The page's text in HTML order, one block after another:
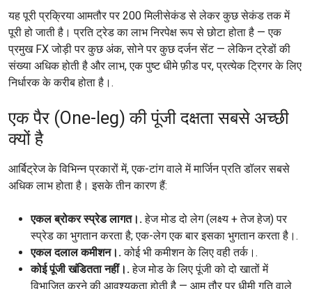
यह पूरी प्रक्रिया आमतौर पर 200 मिलीसेकंड से लेकर कुछ सेकंड तक में
पूरी हो जाती है। प्रति ट्रेड का लाभ निरपेक्ष रूप से छोटा होता है — एक
प्रमुख FX जोड़ी पर कुछ अंक, सोने पर कुछ दर्जन सेंट — लेकिन ट्रेडों की
संख्या अधिक होती है और लाभ, एक पुष्ट धीमे फ़ीड पर, प्रत्येक ट्रिगर के लिए
निर्धारक के करीब होता है।.
एक पैर (One-leg) की पूंजी दक्षता सबसे अच्छी
क्यों है
आर्बिट्रेज के विभिन्न प्रकारों में, एक-टांग वाले में मार्जिन प्रति डॉलर सबसे
अधिक लाभ होता है। इसके तीन कारण हैं:
एकल ब्रोकर स्प्रेड लागत।.हेज मोड दो लेग (लक्ष्य + तेज हेज) पर
स्प्रेड का भुगतान करता है; एक-लेग एक बार इसका भुगतान करता है।.
एकल दलाल कमीशन।.कोई भी कमीशन के लिए वही तर्क।.
कोई पूंजी खंडितता नहीं।.हेज मोड के लिए पूंजी को दो खातों में
विभाजित करने की आवश्यकता होती है — आम तौर पर धीमी गति वाले